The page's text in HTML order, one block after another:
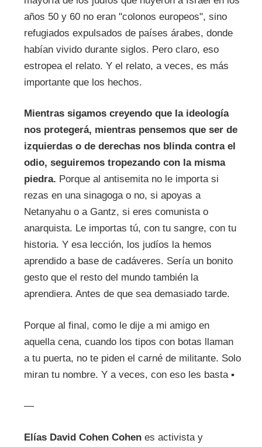
años 50 y 60 no eran "colonos europeos", sino
refugiados expulsados de países árabes, donde
habían vivido durante siglos. Pero claro, eso
estropea el relato. Y el relato, a veces, es más
importante que los hechos.
Mientras sigamos creyendo que la ideología
nos protegerá, mientras pensemos que ser de
izquierdas o de derechas nos blinda contra el
odio, seguiremos tropezando con la misma
piedra. Porque al antisemita no le importa si
rezas en una sinagoga o no, si apoyas a
Netanyahu o a Gantz, si eres comunista o
anarquista. Le importas tú, con tu sangre, con tu
historia. Y esa lección, los judíos la hemos
aprendido a base de cadáveres. Sería un bonito
gesto que el resto del mundo también la
aprendiera. Antes de que sea demasiado tarde.
Porque al final, como le dije a mi amigo en
aquella cena, cuando los tipos con botas llaman
a tu puerta, no te piden el carné de militante. Solo
miran tu nombre. Y a veces, con eso les basta ▪
—
Elías David Cohen Cohen es activista y